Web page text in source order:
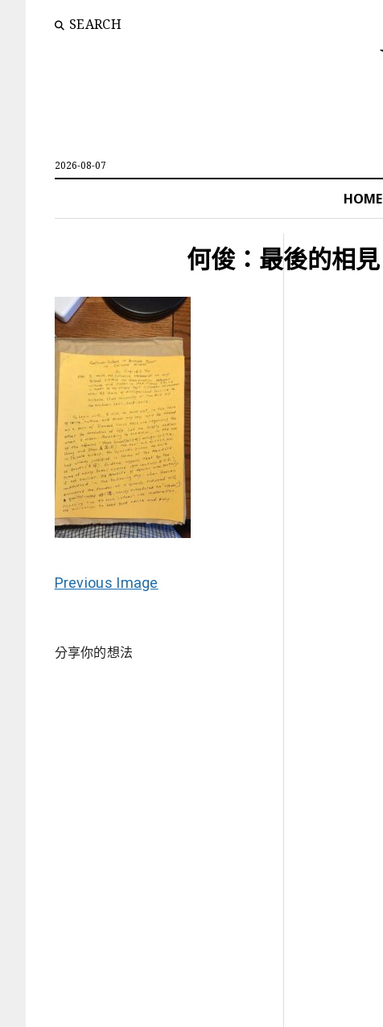
SEARCH
2026-08-07
HOME
何俊：最後的相見
Previous Image
分享你的想法